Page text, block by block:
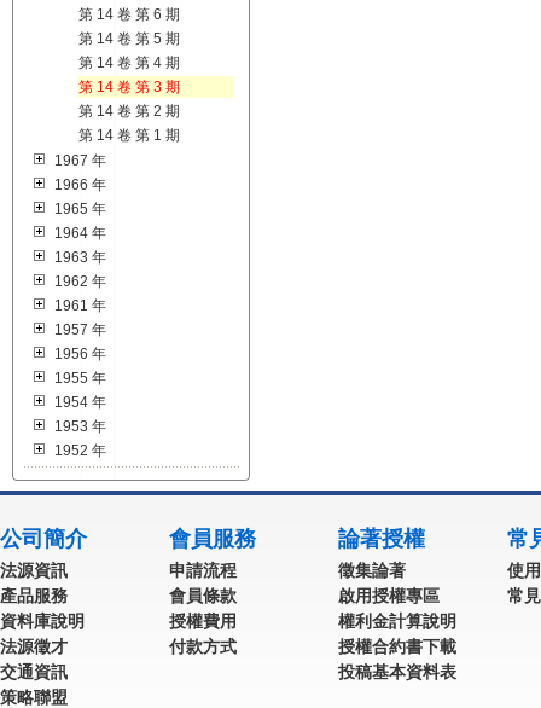
第 14 卷 第 6 期
第 14 卷 第 5 期
第 14 卷 第 4 期
第 14 卷 第 3 期
第 14 卷 第 2 期
第 14 卷 第 1 期
1967 年
1966 年
1965 年
1964 年
1963 年
1962 年
1961 年
1957 年
1956 年
1955 年
1954 年
1953 年
1952 年
公司簡介
法源資訊
產品服務
資料庫說明
法源徵才
交通資訊
策略聯盟
會員服務
申請流程
會員條款
授權費用
付款方式
論著授權
徵集論著
啟用授權專區
權利金計算說明
授權合約書下載
投稿基本資料表
常
使
常